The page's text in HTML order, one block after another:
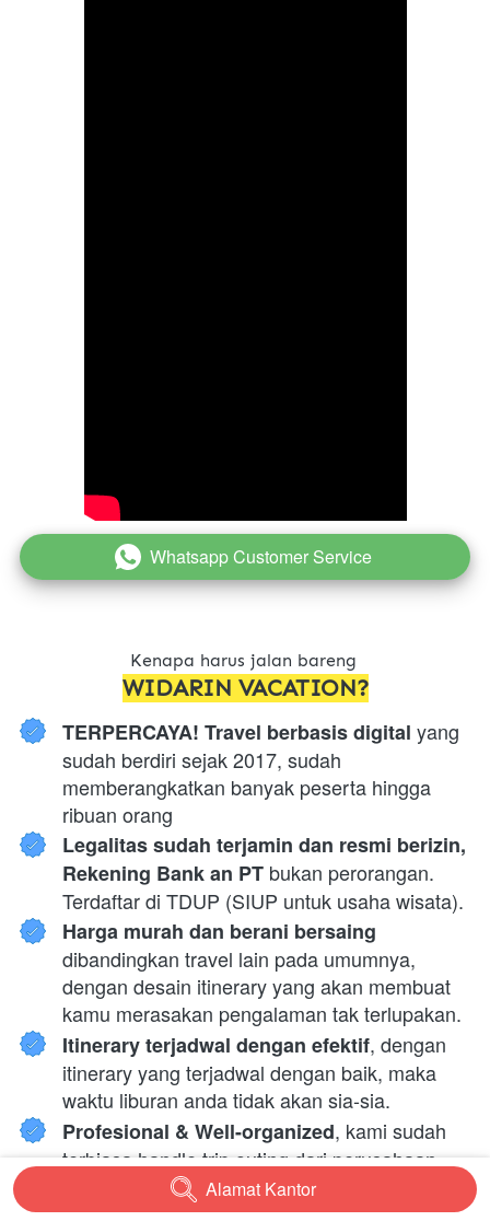
` Whatsapp Customer Service
Kenapa harus jalan bareng
WIDARIN VACATION?
TERPERCAYA! Travel berbasis digital yang
sudah berdiri sejak 2017, sudah
memberangkatkan banyak peserta hingga
ribuan orang
Legalitas sudah terjamin dan resmi berizin,
Rekening Bank an PT bukan perorangan.
Terdaftar di TDUP (SIUP untuk usaha wisata).
dibandingkan travel lain pada umumnya,
dengan desain itinerary yang akan membuat
kamu merasakan pengalaman tak terlupakan.
Itinerary terjadwal dengan efektif, dengan
itinerary yang terjadwal dengan baik, maka
waktu liburan anda tidak akan sia-sia.
Profesional & Well-organized, kami sudah
terbiasa handle trip outing dari perusahaan-
perusahaan ternama sejak 2017.
` Alamat Kantor